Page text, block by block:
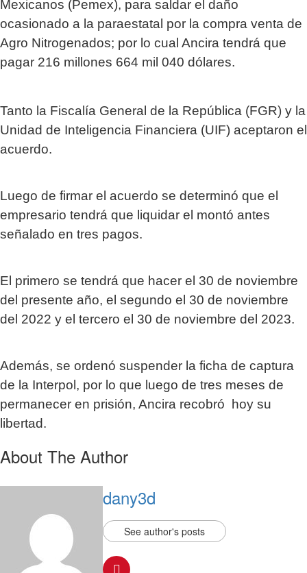
Mexicanos (Pemex), para saldar el daño
ocasionado a la paraestatal por la compra venta de
Agro Nitrogenados; por lo cual Ancira tendrá que
pagar 216 millones 664 mil 040 dólares.
Tanto la Fiscalía General de la República (FGR) y la
Unidad de Inteligencia Financiera (UIF) aceptaron el
acuerdo.
Luego de firmar el acuerdo se determinó que el
empresario tendrá que liquidar el montó antes
señalado en tres pagos.
El primero se tendrá que hacer el 30 de noviembre
del presente año, el segundo el 30 de noviembre
del 2022 y el tercero el 30 de noviembre del 2023.
Además, se ordenó suspender la ficha de captura
de la Interpol, por lo que luego de tres meses de
permanecer en prisión, Ancira recobró hoy su
libertad.
About The Author
dany3d
See author's posts